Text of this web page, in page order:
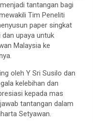
tantangan bagi
Tim Peneliti
paper singkat
upaya untuk
Malaysia ke
oleh Y Sri Susilo dan
kelebihan dan
kepada mas
tantangan dalam
Setyawan.